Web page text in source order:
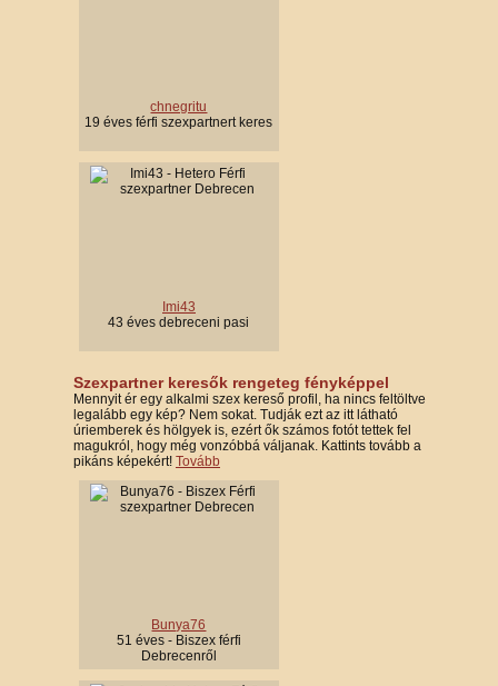
chnegritu
19 éves férfi szexpartnert keres
Imi43
43 éves debreceni pasi
Szexpartner keresők rengeteg fényképpel
Mennyit ér egy alkalmi szex kereső profil, ha nincs feltöltve
legalább egy kép? Nem sokat. Tudják ezt az itt látható
úriemberek és hölgyek is, ezért ők számos fotót tettek fel
magukról, hogy még vonzóbbá váljanak. Kattints tovább a
pikáns képekért! Tovább
Bunya76
51 éves - Biszex férfi
Debrecenről